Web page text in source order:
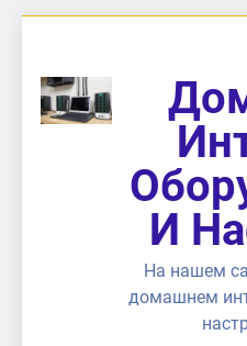
содержимому
И
На нашем
домашнем